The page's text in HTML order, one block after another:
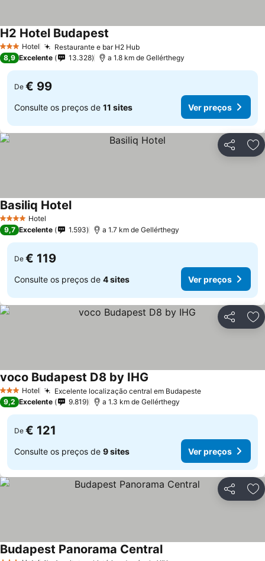
3 EstrelasHotel Restaurante e bar H2 Hub
H2 Hotel Budapest
8,9 Excelente 13.328 a 1.8 km de Gellérthegy
De € 99
Consulte os preços de 11 sites Ver preços
Partilhar
4 EstrelasHotel
Basiliq Hotel
9,7 Excelente 1.593 a 1.7 km de Gellérthegy
De € 119
Consulte os preços de 4 sites Ver preços
Partilhar
3 EstrelasHotel Excelente localização central em Budapeste
voco Budapest D8 by IHG
9,2 Excelente 9.819 a 1.3 km de Gellérthegy
De € 121
Consulte os preços de 9 sites Ver preços
Partilhar
Budapest Panorama Central